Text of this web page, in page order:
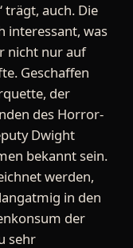
trägt, auch. Die
interessant, was
nicht nur auf
Geschaffen
der
des Horror-
Dwight
bekannt sein.
werden,
in den
der
sehr